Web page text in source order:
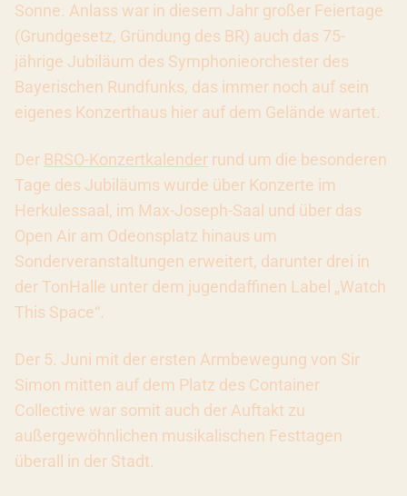
Sonne. Anlass war in diesem Jahr großer Feiertage
(Grundgesetz, Gründung des BR) auch das 75-
jährige Jubiläum des Symphonieorchester des
Bayerischen Rundfunks, das immer noch auf sein
eigenes Konzerthaus hier auf dem Gelände wartet.
Der BRSO-Konzertkalender rund um die besonderen
Tage des Jubiläums wurde über Konzerte im
Herkulessaal, im Max-Joseph-Saal und über das
Open Air am Odeonsplatz hinaus um
Sonderveranstaltungen erweitert, darunter drei in
der TonHalle unter dem jugendaffinen Label „Watch
This Space“.
Der 5. Juni mit der ersten Armbewegung von Sir
Simon mitten auf dem Platz des Container
Collective war somit auch der Auftakt zu
außergewöhnlichen musikalischen Festtagen
überall in der Stadt.